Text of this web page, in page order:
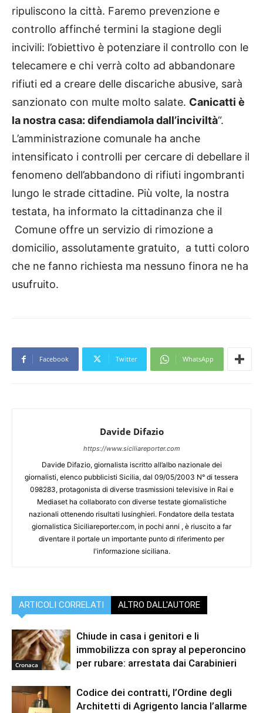
ripuliscono la città. Faremo prevenzione e
controllo affinché termini la stagione degli
incivili: l’obiettivo è potenziare il controllo con le
telecamere e chi verrà colto ad abbandonare
rifiuti ed a creare delle discariche abusive, sarà
sanzionato con multe molto salate. Canicatti è
la nostra casa: difendiamola dall’inciviltà“.
L’amministrazione comunale ha anche
intensificato i controlli per cercare di debellare il
fenomeno dell’abbandono di rifiuti ingombranti
lungo le strade cittadine. Più volte, la nostra
testata, ha informato la cittadinanza che il
Comune offre un servizio di rimozione a
domicilio, assolutamente gratuito, a tutti coloro
che ne fanno richiesta ma nessuno finora ne ha
usufruito.
Facebook Twitter WhatsApp
Davide Difazio
https://www.siciliareporter.com
Davide Difazio, giornalista iscritto all’albo nazionale dei
giornalisti, elenco pubblicisti Sicilia, dal 09/05/2003 N° di tessera
098283, protagonista di diverse trasmissioni televisive in Rai e
Mediaset ha collaborato con diverse testate giornalistiche
nazionali ottenendo risultati lusinghieri. Fondatore della testata
giornalistica Siciliareporter.com, in pochi anni , è riuscito a far
diventare il portale un importante punto di riferimento per
l'informazione siciliana.
ARTICOLI CORRELATI ALTRO DALL'AUTORE
Cronaca
Chiude in casa i genitori e li
immobilizza con spray al peperoncino
per rubare: arrestata dai Carabinieri
Codice dei contratti, l’Ordine degli
Architetti di Agrigento lancia l’allarme